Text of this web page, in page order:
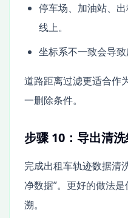
停车场、加油站、
线上。
坐标系不一致会导致
道路距离过滤更适合作
一删除条件。
步骤 10：导出清
完成出租车轨迹数据清
净数据”。更好的做法
溯。